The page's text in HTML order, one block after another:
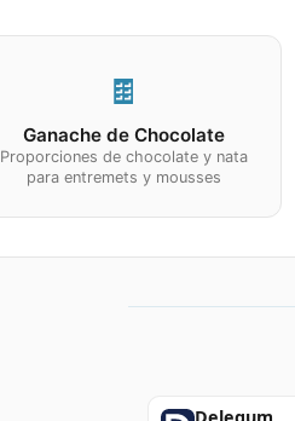
🍫
Ganache de Chocolate
Proporciones de chocolate y nata
para entremets y mousses